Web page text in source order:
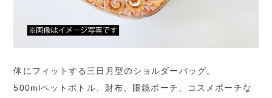
体にフィットする三日月型のショルダーバッグ。
500mlペットボトル、財布、眼鏡ポーチ、コスメポーチな